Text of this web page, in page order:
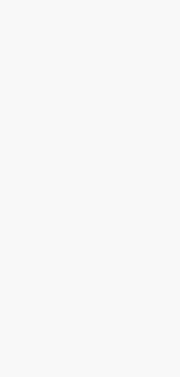
välilehdessä